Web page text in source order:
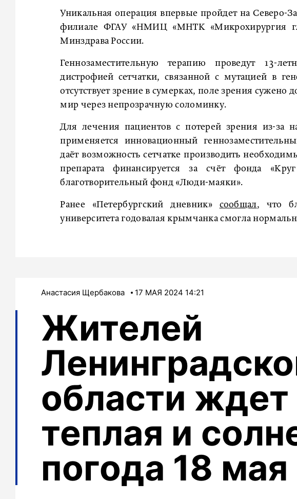
Уникальная операция впервые пройдет на Северо-
филиале ФГАУ «НМИЦ «МНТК «Микрохирургия
Минздрава России.
Геннозаместительную терапию проведут 13-
дистрофией сетчатки, связанной с мутацией в
отсутствует зрение в сумерках, поле зрения сужено
мир через непрозрачную соломинку.
Для лечения пациентов с потерей зрения из-за
применяется инновационный
даёт возможность сетчатке производить
препарата финансируется за счёт фонда
благотворительный фонд «Люди-маяки».
Ранее «Петербургский дневник» сообщал, что
университета годовалая крымчанка смогла
Анастасия Щербакова 17 МАЯ 2024 14:21
Жителей
области ждет
теплая и
погода 18 мая